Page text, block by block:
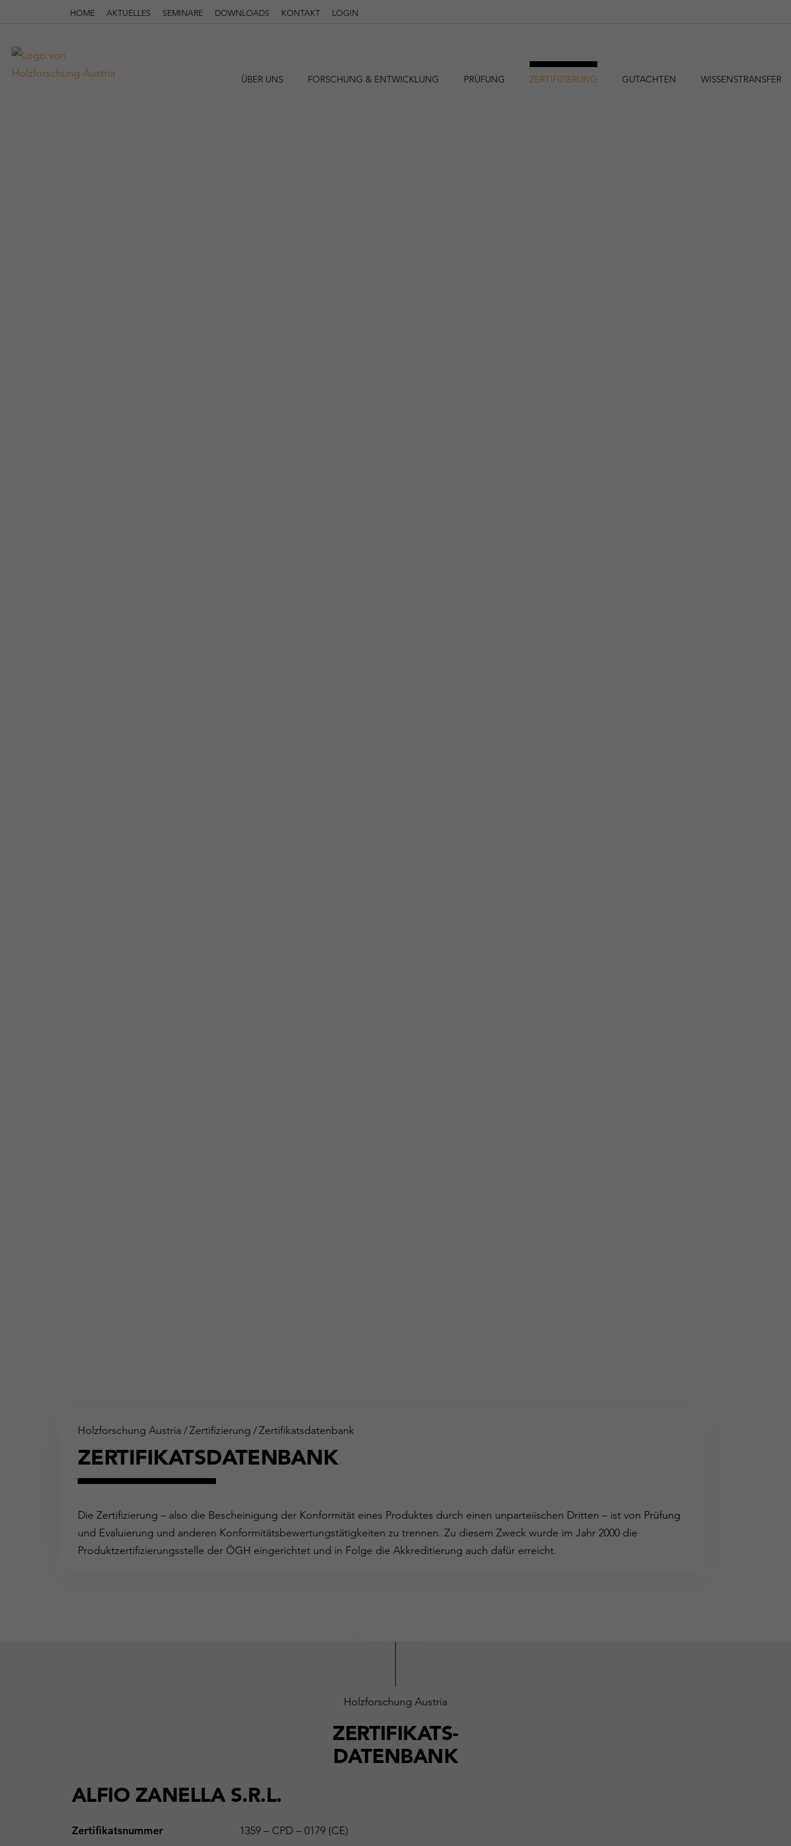
HOME AKTUELLES SEMINARE DOWNLOADS KONTAKT LOGIN
ÜBER UNS FORSCHUNG & ENTWICKLUNG PRÜFUNG ZERTIFIZIERUNG GUTACHTEN WISSENSTRANSFER
Holzforschung Austria /Zertifizierung /Zertifikatsdatenbank
ZERTIFIKATSDATENBANK
Die Zertifizierung – also die Bescheinigung der Konformität eines Produktes durch einen unparteiischen Dritten – ist von Prüfung
und Evaluierung und anderen Konformitätsbewertungstätigkeiten zu trennen. Zu diesem Zweck wurde im Jahr 2000 die
Produktzertifizierungsstelle der ÖGH eingerichtet und in Folge die Akkreditierung auch dafür erreicht.
Holzforschung Austria
ZERTIFIKATS-
DATENBANK
ALFIO ZANELLA S.R.L.
Zertifikatsnummer 1359 – CPD – 0179 (CE)